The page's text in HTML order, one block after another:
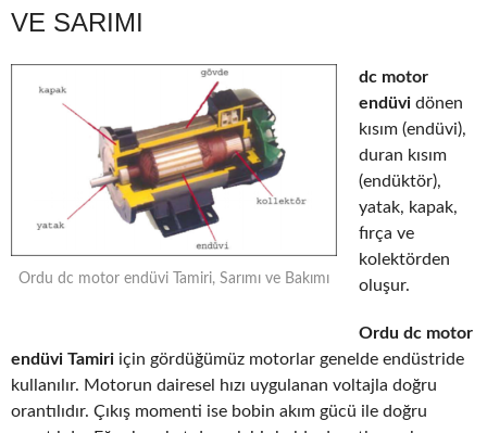
VE SARIMI
Ordu dc motor endüvi Tamiri, Sarımı ve Bakımı
dc motor
endüvi dönen
kısım (endüvi),
duran kısım
(endüktör),
yatak, kapak,
fırça ve
kolektörden
oluşur.
Ordu dc motor
endüvi Tamiri için gördüğümüz motorlar genelde endüstride
kullanılır. Motorun dairesel hızı uygulanan voltajla doğru
orantılıdır. Çıkış momenti ise bobin akım gücü ile doğru